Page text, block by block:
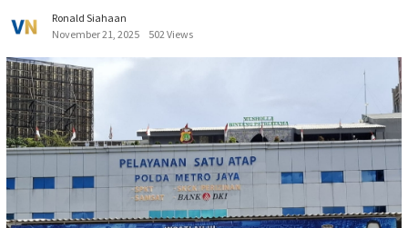
Ronald Siahaan
November 21, 2025
502 Views